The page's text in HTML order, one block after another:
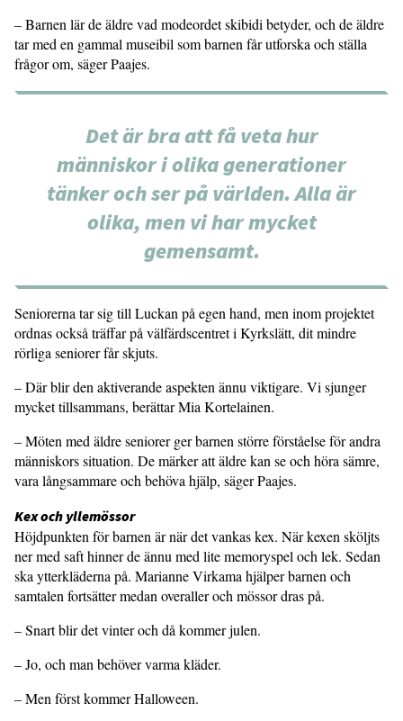
– Barnen lär de äldre vad modeordet skibidi betyder, och de äldre
tar med en gammal museibil som barnen får utforska och ställa
frågor om, säger Paajes.
Det är bra att få veta hur
människor i olika generationer
tänker och ser på världen. Alla är
olika, men vi har mycket
gemensamt.
Seniorerna tar sig till Luckan på egen hand, men inom projektet
ordnas också träffar på välfärdscentret i Kyrkslätt, dit mindre
rörliga seniorer får skjuts.
– Där blir den aktiverande aspekten ännu viktigare. Vi sjunger
mycket tillsammans, berättar Mia Kortelainen.
– Möten med äldre seniorer ger barnen större förståelse för andra
människors situation. De märker att äldre kan se och höra sämre,
vara långsammare och behöva hjälp, säger Paajes.
Kex och yllemössor
Höjdpunkten för barnen är när det vankas kex. När kexen sköljts
ner med saft hinner de ännu med lite memoryspel och lek. Sedan
ska ytterkläderna på. Marianne Virkama hjälper barnen och
samtalen fortsätter medan overaller och mössor dras på.
– Snart blir det vinter och då kommer julen.
– Jo, och man behöver varma kläder.
– Men först kommer Halloween.